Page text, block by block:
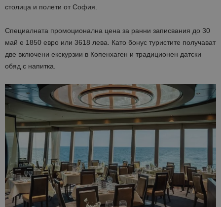
столица и полети от София.
Специалната промоционална цена за ранни записвания до 30
май е 1850 евро или 3618 лева. Като бонус туристите получават
две включени екскурзии в Копенхаген и традиционен датски
обяд с напитка.